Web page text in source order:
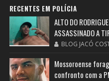
RECENTES EM POLÍCIA
ALTO DO
ASSASSINADO A
BLOG JACÓ
Mossoroense
confronto com a